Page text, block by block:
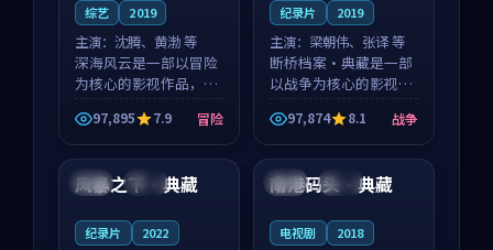
综艺 2019
主演： 沈腾、黄渤 等
深海风云是一部以冒险
为核心的影视作品，围
绕危机、反转与人物成
长展开，整体节奏紧
凑，值得推荐观看。
97,895 7.9 冒险
纪录片 2019
主演： 梁朝伟、张译 等
断桥档案·典藏是一部
以战争为核心的影视作
品，围绕危机、反转与
人物成长展开，整体节
奏紧凑，值得推荐观
看。
97,874 8.1 战争
中国 完结
风暴之下·典藏
纪录片 2022
法国 独播
南港码头·典藏
电视剧 2018